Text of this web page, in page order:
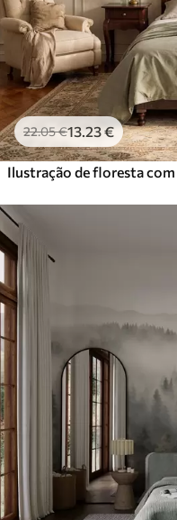
22.05€13.23€